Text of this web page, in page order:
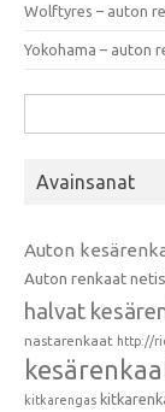
Wolftyres – auton
Yokohama – auton
Avainsanat
Auton
Auton renkaat
halvat
nastarenkaat http://
kitkarengas